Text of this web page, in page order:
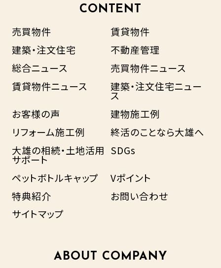
CONTENT
売買物件
賃貸物件
建築・注文住宅
不動産管理
総合ニュース
売買物件ニュース
賃貸物件ニュース
建築・注文住宅ニュー
ス
お客様の声
建物施工例
リフォーム施工例
終活のことなら大雄へ
大雄の相続・土地活用
サポート
SDGs
ペットボトルキャップ
Vポイント
特典紹介
お問い合わせ
サイトマップ
ABOUT COMPANY